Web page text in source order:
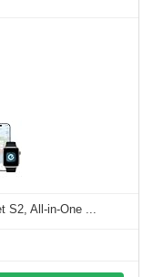
S2, All-in-One ...